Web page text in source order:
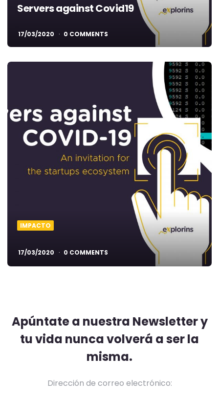
Servers against Covid19
17/03/2020 0 COMMENTS
IMPACTO
17/03/2020 0 COMMENTS
Apúntate a nuestra Newsletter y
tu vida nunca volverá a ser la
misma.
Dirección de correo electrónico: